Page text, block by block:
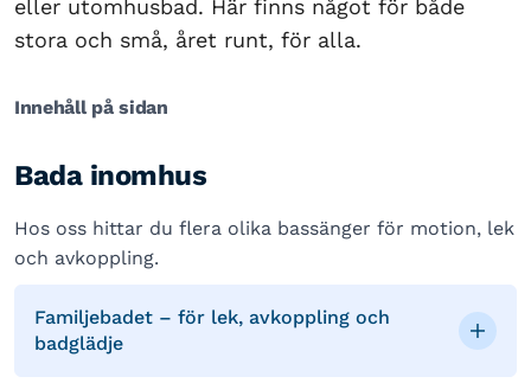
eller utomhusbad. Här finns något för både
stora och små, året runt, för alla.
Innehåll på sidan
Bada inomhus
Hos oss hittar du flera olika bassänger för motion, lek
och avkoppling.
Familjebadet – för lek, avkoppling och
badglädje